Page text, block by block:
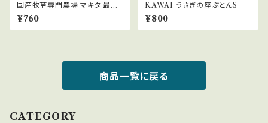
国産牧草専門農場 マキタ 最高
級 特秀牧草(イタリアンライグラ
ス)30g
¥760
KAWAI うさぎの座ぶとんS
¥800
商品一覧に戻る
CATEGORY